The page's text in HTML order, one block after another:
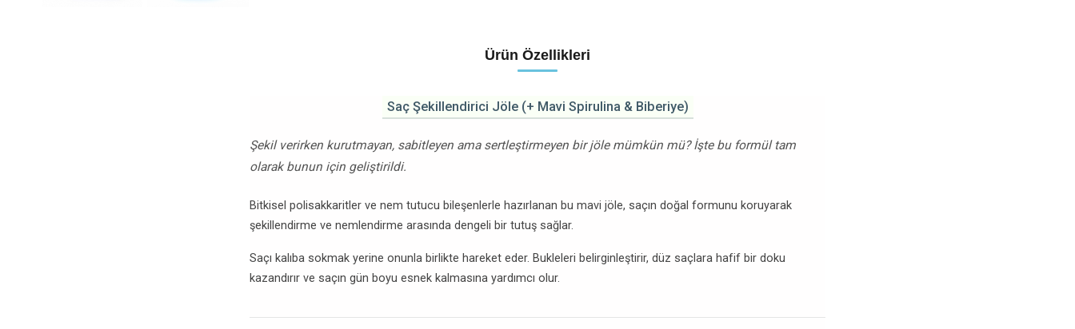
Ürün Özellikleri
Saç Şekillendirici Jöle (+ Mavi Spirulina & Biberiye)
Şekil verirken kurutmayan, sabitleyen ama sertleştirmeyen bir jöle mümkün mü? İşte bu formül tam
olarak bunun için geliştirildi.
Bitkisel polisakkaritler ve nem tutucu bileşenlerle hazırlanan bu mavi jöle, saçın doğal formunu koruyarak
şekillendirme ve nemlendirme arasında dengeli bir tutuş sağlar.
Saçı kalıba sokmak yerine onunla birlikte hareket eder. Bukleleri belirginleştirir, düz saçlara hafif bir doku
kazandırır ve saçın gün boyu esnek kalmasına yardımcı olur.